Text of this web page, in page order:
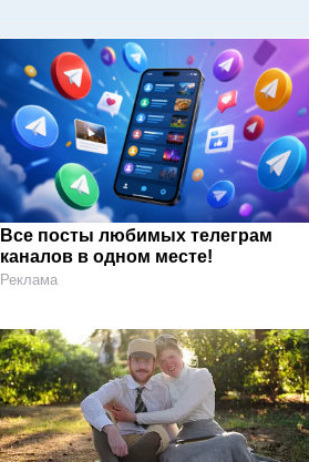
Все посты любимых телеграм
каналов в одном месте!
Реклама